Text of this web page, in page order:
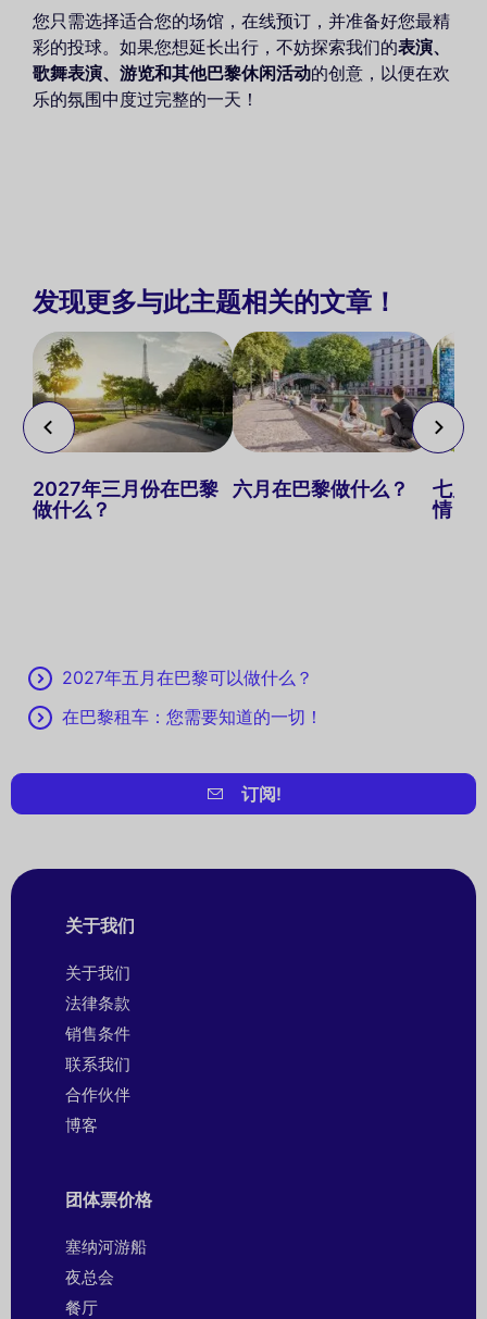
您只需选择适合您的场馆，在线预订，并准备好您最精
彩的投球。如果您想延长出行，不妨探索我们的表演、
歌舞表演、游览和其他巴黎休闲活动的创意，以便在欢
乐的氛围中度过完整的一天！
发现更多与此主题相关的文章！
2027年三月份在巴黎
做什么？
六月在巴黎做什么？
七月
情
2027年五月在巴黎可以做什么？
在巴黎租车：您需要知道的一切！
订阅!
关于我们
关于我们
法律条款
销售条件
联系我们
合作伙伴
博客
团体票价格
塞纳河游船
夜总会
餐厅